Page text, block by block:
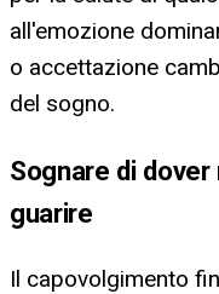
all'emozione
o accettazione
del sogno.
Sognare di
guarire
Il capovolgimento